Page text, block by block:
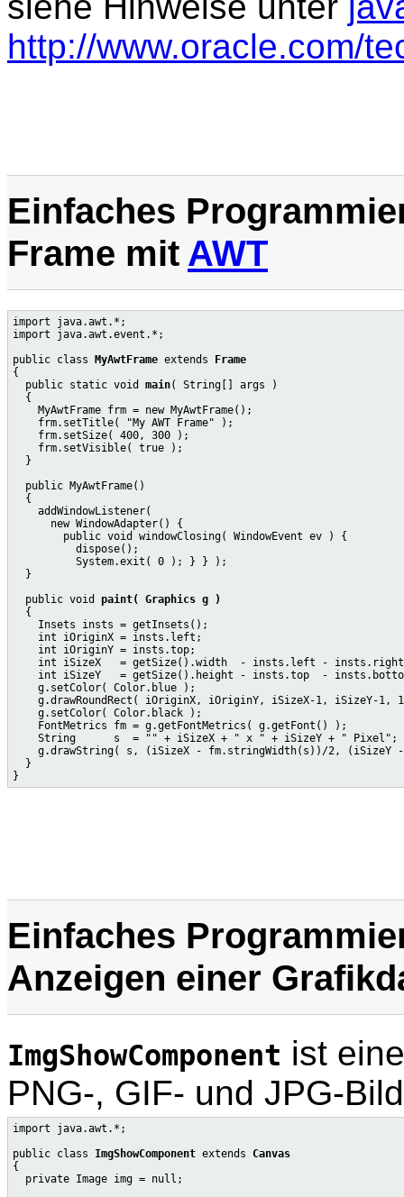
http://www.oracle.com/
Einfaches
Frame mit AWT
import java.awt.*;
import java.awt.event.*;
public class MyAwtFrame extends Frame
{
  public static void
main( String[] args )
  {
    MyAwtFrame frm = new MyAwtFrame();
    frm.setTitle( "My AWT Frame" );
    frm.setSize( 400, 300 );
    frm.setVisible( true );
  }
  public MyAwtFrame()
  {
    addWindowListener(
      new WindowAdapter() {
        public void windowClosing( WindowEvent ev ) {
          dispose();
          System.exit( 0 ); } } );
  }
  public void
paint( Graphics g )
  {
    Insets insts = getInsets();
    int iOriginX = insts.left;
    int iOriginY = insts.top;
int iSizeX   = getSize().width  - insts.left -
int iSizeY   = getSize().height - insts.top  -
    g.setColor( Color.blue );
g.drawRoundRect( iOriginX, iOriginY, iSizeX-1, iSizeY-1,
    g.setColor( Color.black );
    FontMetrics fm = g.getFontMetrics( g.getFont() );
    String      s  = "" + iSizeX + " x " + iSizeY + " Pixel";
g.drawString( s, (iSizeX - fm.stringWidth(s))/2, (iSizeY
  }
Einfaches
Anzeigen einer
ImgShowComponent ist
PNG-, GIF- und JPG-
import java.awt.*;
public class ImgShowComponent extends Canvas
{
  private Image img = null;